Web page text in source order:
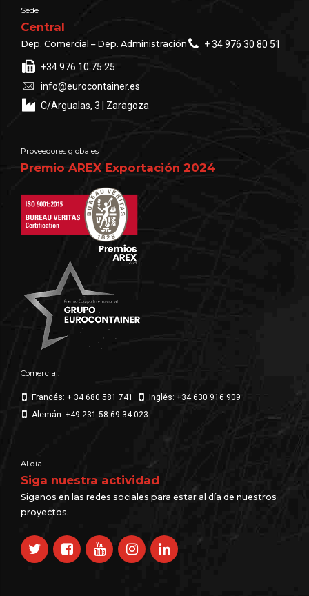
Sede
Central
Dep. Comercial – Dep. Administración + 34 976 30 80 51
+34 976 10 75 25
info@eurocontainer.es
C/Argualas, 3 | Zaragoza
Proveedores globales
Premio AREX Exportación 2024
Comercial:
Francés: + 34 680 581 741
Inglés: +34 630 916 909
Alemán: +49 231 58 69 34 023
Al día
Siga nuestra actividad
Siganos en las redes sociales para estar al día de nuestros
proyectos.